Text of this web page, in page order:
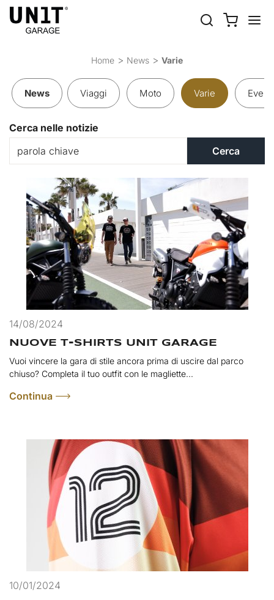
Home News Varie
News Viaggi Moto Varie Eventi
Cerca nelle notizie
14/08/2024
NUOVE T-SHIRTS UNIT GARAGE
Vuoi vincere la gara di stile ancora prima di uscire dal parco
chiuso? Completa il tuo outfit con le magliette...
Continua
10/01/2024